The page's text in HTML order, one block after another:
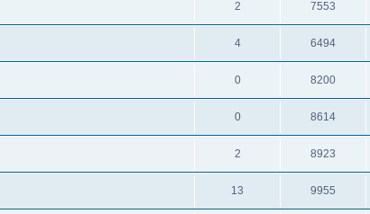
2 7553
4 6494
0 8200
0 8614
2 8923
13 9955